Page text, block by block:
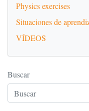
Physics exercises
Situaciones de
VÍDEOS
Buscar